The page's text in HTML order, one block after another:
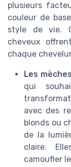
plusieurs
couleur de
style de vie.
cheveux
chaque
Les mèches
qui
avec des
blonds ou
de la
claire.
camoufler